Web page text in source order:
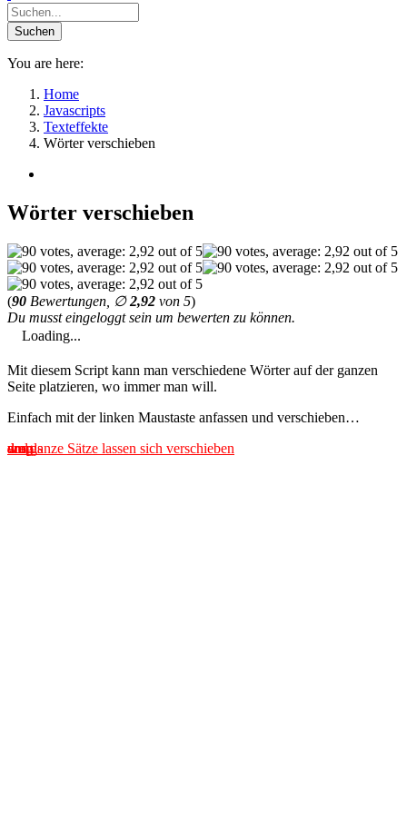
You are here:
Home
Javascripts
Texteffekte
Wörter verschieben
Wörter verschieben
(90 Bewertungen, ∅2,92 von 5)
Du musst eingeloggt sein um bewerten zu können.
Loading...
Mit diesem Script kann man verschiedene Wörter auf der ganzen
Seite platzieren, wo immer man will.
Einfach mit der linken Maustaste anfassen und verschieben…
drag
drop
words
and
aus ganze Sätze lassen sich verschieben